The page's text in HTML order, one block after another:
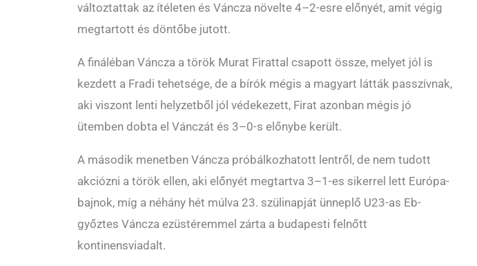
változtattak az ítéleten és Váncza növelte 4–2-esre előnyét, amit végig
megtartott és döntőbe jutott.
A fináléban Váncza a török Murat Firattal csapott össze, melyet jól is
kezdett a Fradi tehetsége, de a bírók mégis a magyart látták passzívnak,
aki viszont lenti helyzetből jól védekezett, Firat azonban mégis jó
ütemben dobta el Vánczát és 3–0-s előnybe került.
A második menetben Váncza próbálkozhatott lentről, de nem tudott
akciózni a török ellen, aki előnyét megtartva 3–1-es sikerrel lett Európa-
bajnok, míg a néhány hét múlva 23. szülinapját ünneplő U23-as Eb-
győztes Váncza ezüstéremmel zárta a budapesti felnőtt
kontinensviadalt.